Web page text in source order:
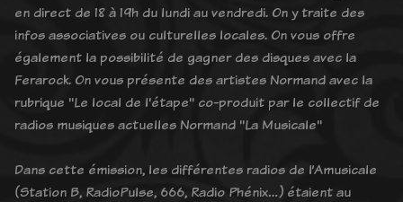
en direct de 18 à 19h du lundi au vendredi. On y traite des
infos associatives ou culturelles locales. On vous offre
également la possibilité de gagner des disques avec la
Ferarock. On vous présente des artistes Normand avec la
rubrique "Le local de l'étape" co-produit par le collectif de
radios musiques actuelles Normand "La Musicale"
Dans cette émission, les différentes radios de l’Amusicale
(Station B, RadioPulse, 666, Radio Phénix…) étaient au